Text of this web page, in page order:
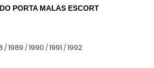
PORTA MALAS ESCORT
/ 1989 / 1990 / 1991 / 1992